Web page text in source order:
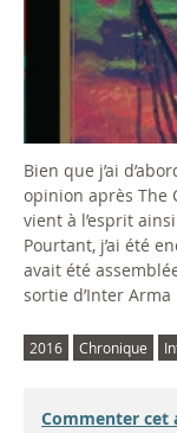
Bien que j’ai
opinion après The
vient à l’esprit
Pourtant, j’ai été
avait été
sortie d’Inter
2016 Chronique
Commenter cet